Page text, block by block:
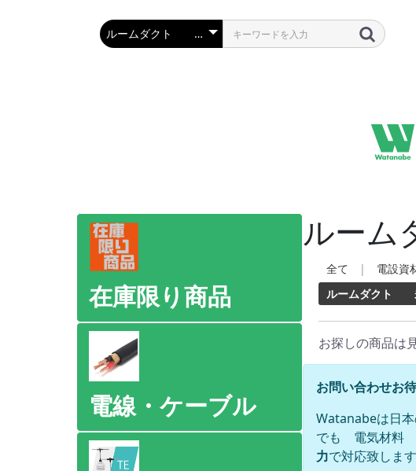
在庫限り商品
電線・ケーブル
ルー
全て | 電設資
ルームダクト
お探しの商品は
お問い合わせお
Watanabeは日
でも 電気材料
力で対応致しま